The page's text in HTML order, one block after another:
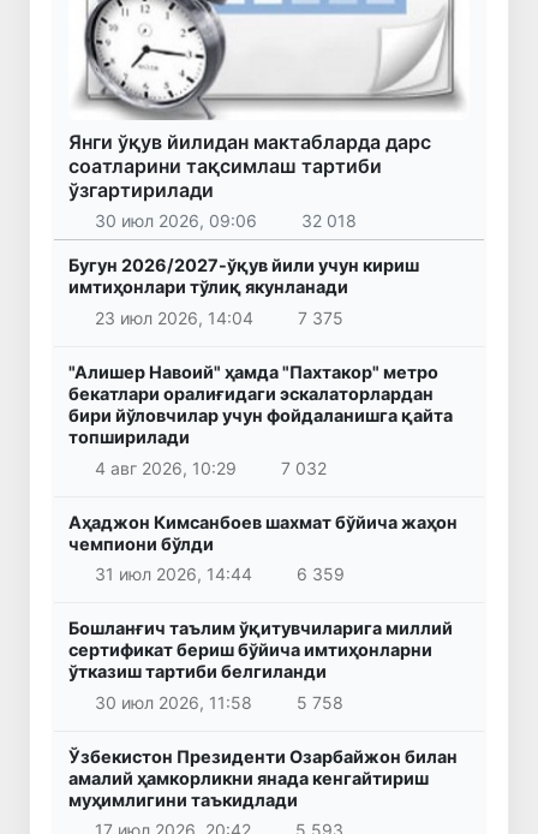
Янги ўқув йилидан мактабларда дарс
соатларини тақсимлаш тартиби
ўзгартирилади
30 июл 2026, 09:06 32 018
Бугун 2026/2027-ўқув йили учун кириш
имтиҳонлари тўлиқ якунланади
23 июл 2026, 14:04
7 375
"Алишер Навоий" ҳамда "Пахтакор" метро
бекатлари оралиғидаги эскалаторлардан
бири йўловчилар учун фойдаланишга қайта
топширилади
4 авг 2026, 10:29
7 032
Аҳаджон Кимсанбоев шахмат бўйича жаҳон
чемпиони бўлди
31 июл 2026, 14:44
6 359
Бошланғич таълим ўқитувчиларига миллий
сертификат бериш бўйича имтиҳонларни
ўтказиш тартиби белгиланди
30 июл 2026, 11:58
5 758
Ўзбекистон Президенти Озарбайжон билан
амалий ҳамкорликни янада кенгайтириш
муҳимлигини таъкидлади